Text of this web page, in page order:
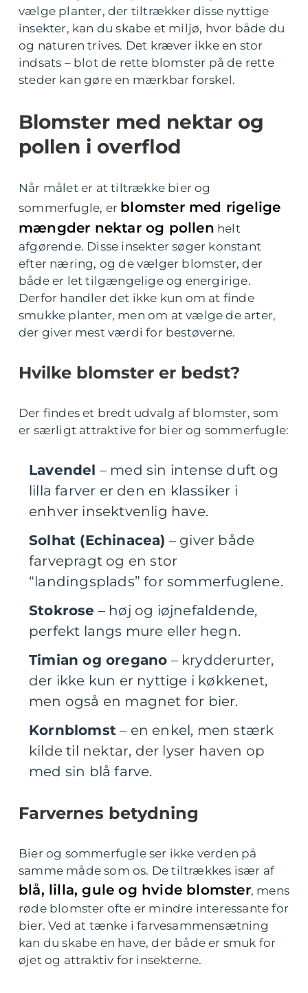
vælge planter, der tiltrækker disse nyttige
insekter, kan du skabe et miljø, hvor både du
og naturen trives. Det kræver ikke en stor
indsats – blot de rette blomster på de rette
steder kan gøre en mærkbar forskel.
Blomster med nektar og
pollen i overflod
Når målet er at tiltrække bier og
sommerfugle, er blomster med rigelige
mængder nektar og pollen helt
afgørende. Disse insekter søger konstant
efter næring, og de vælger blomster, der
både er let tilgængelige og energirige.
Derfor handler det ikke kun om at finde
smukke planter, men om at vælge de arter,
der giver mest værdi for bestøverne.
Hvilke blomster er bedst?
Der findes et bredt udvalg af blomster, som
er særligt attraktive for bier og sommerfugle:
Lavendel – med sin intense duft og
lilla farver er den en klassiker i
enhver insektvenlig have.
Solhat (Echinacea) – giver både
farvepragt og en stor
“landingsplads” for sommerfuglene.
Stokrose – høj og iøjnefaldende,
perfekt langs mure eller hegn.
Timian og oregano – krydderurter,
der ikke kun er nyttige i køkkenet,
men også en magnet for bier.
Kornblomst – en enkel, men stærk
kilde til nektar, der lyser haven op
med sin blå farve.
Farvernes betydning
Bier og sommerfugle ser ikke verden på
samme måde som os. De tiltrækkes især af
blå, lilla, gule og hvide blomster, mens
røde blomster ofte er mindre interessante for
bier. Ved at tænke i farvesammensætning
kan du skabe en have, der både er smuk for
øjet og attraktiv for insekterne.